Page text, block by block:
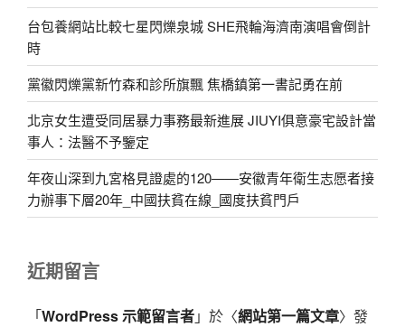
台包養網站比較七星閃爍泉城 SHE飛輪海濟南演唱會倒計
時
黨徽閃爍黨新竹森和診所旗飄 焦橋鎮第一書記勇在前
北京女生遭受同居暴力事務最新進展 JIUYI俱意豪宅設計當
事人：法醫不予鑒定
年夜山深到九宮格見證處的120——安徽青年衛生志愿者接
力辦事下層20年_中國扶貧在線_國度扶貧門戶
近期留言
「WordPress 示範留言者」於〈網站第一篇文章〉發